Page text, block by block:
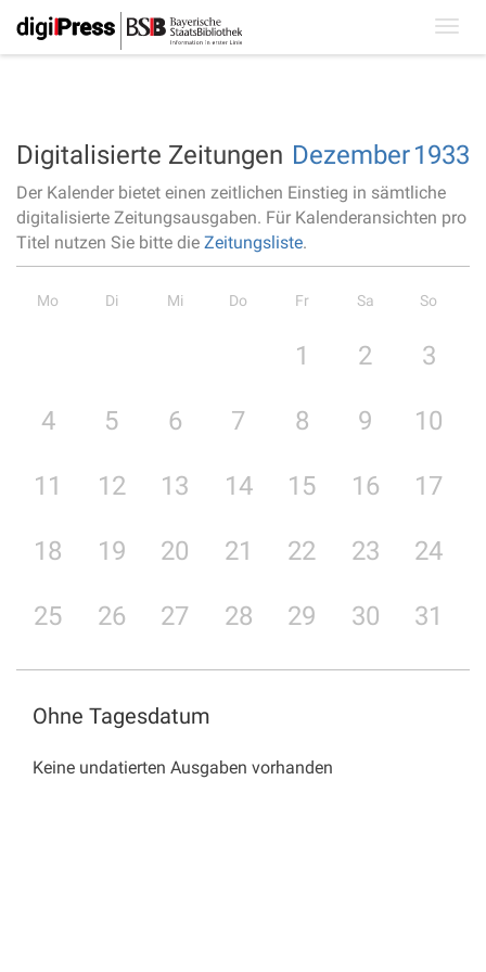
Digitalisierte Zeitungen Dezember1933
Der Kalender bietet einen zeitlichen Einstieg in sämtliche
digitalisierte Zeitungsausgaben. Für Kalenderansichten pro
Titel nutzen Sie bitte die Zeitungsliste.
Mo Di Mi Do Fr Sa So
1 2 3
4 5 6 7 8 9 10
11 12 13 14 15 16 17
18 19 20 21 22 23 24
25 26 27 28 29 30 31
Ohne Tagesdatum
Keine undatierten Ausgaben vorhanden